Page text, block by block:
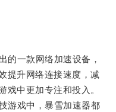
一款网络加速设备，
提升网络连接速度，减
戏中更加专注和投入。
戏中，暴雪加速器都